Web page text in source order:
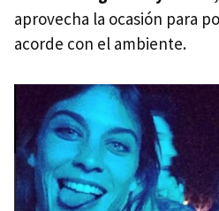
aprovecha la ocasión para
acorde con el ambiente.